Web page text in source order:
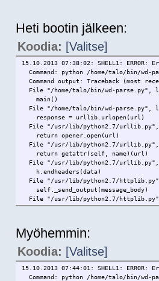
Heti bootin jälkeen:
Koodia: [Valitse]
15.10.2013 07:38:02: SHELL1: ERROR:
Command: python /home/talo/bin/
Command output: Traceback (most
File "/home/talo/bin/wd-parse.py",
main()
File "/home/talo/bin/wd-parse.py",
response = urllib.urlopen(url)
File "/usr/lib/python2.7/urllib.py",
return opener.open(url)
File "/usr/lib/python2.7/urllib.py",
return getattr(self, name)(url)
File "/usr/lib/python2.7/urllib.py",
h.endheaders(data)
File "/usr/lib/python2.7/httplib.py",
self._send_output(message_body)
File "/usr/lib/python2.7/httplib.py",
self.send(msg)
File "/usr/lib/python2.7/
File "/usr/lib/python2.7/socket.py",
raise err
IOError: [Errno socket error] [Errno
Myöhemmin:
Koodia: [Valitse]
15.10.2013 07:44:01: SHELL1: ERROR:
Command: python /home/talo/bin/